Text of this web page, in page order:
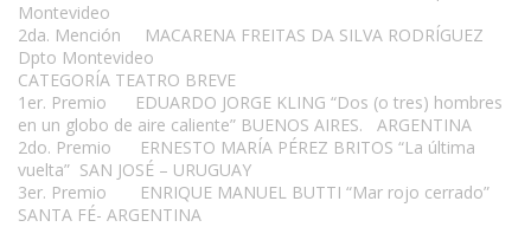
Montevideo
2da. Mención MACARENA FREITAS DA SILVA RODRÍGUEZ
Dpto Montevideo
CATEGORÍA TEATRO BREVE
1er. Premio EDUARDO JORGE KLING “Dos (o tres) hombres
en un globo de aire caliente” BUENOS AIRES. ARGENTINA
2do. Premio ERNESTO MARÍA PÉREZ BRITOS “La última
vuelta” SAN JOSÉ – URUGUAY
3er. Premio ENRIQUE MANUEL BUTTI “Mar rojo cerrado”
SANTA FÉ- ARGENTINA